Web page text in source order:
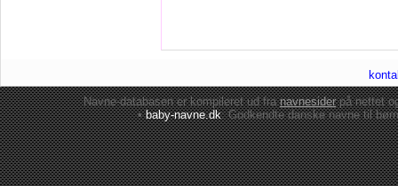
Navne-databasen er kompileret ud franavnesiderpå nettet
•baby-navne.dk: Godkendte danskenavne til børn